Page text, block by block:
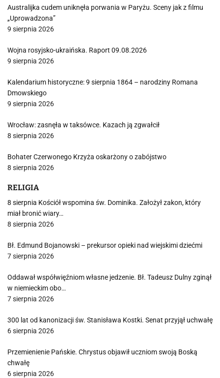
Australijka cudem uniknęła porwania w Paryżu. Sceny jak z filmu
„Uprowadzona”
9 sierpnia 2026
Wojna rosyjsko-ukraińska. Raport 09.08.2026
9 sierpnia 2026
Kalendarium historyczne: 9 sierpnia 1864 – narodziny Romana
Dmowskiego
9 sierpnia 2026
Wrocław: zasnęła w taksówce. Kazach ją zgwałcił
8 sierpnia 2026
Bohater Czerwonego Krzyża oskarżony o zabójstwo
8 sierpnia 2026
RELIGIA
8 sierpnia Kościół wspomina św. Dominika. Założył zakon, który
miał bronić wiary…
8 sierpnia 2026
Bł. Edmund Bojanowski – prekursor opieki nad wiejskimi dziećmi
7 sierpnia 2026
Oddawał współwięźniom własne jedzenie. Bł. Tadeusz Dulny zginął
w niemieckim obo…
7 sierpnia 2026
300 lat od kanonizacji św. Stanisława Kostki. Senat przyjął uchwałę
6 sierpnia 2026
Przemienienie Pańskie. Chrystus objawił uczniom swoją Boską
chwałę
6 sierpnia 2026